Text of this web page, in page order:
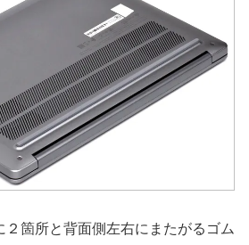
２箇所と背面側左右にまたがるゴム